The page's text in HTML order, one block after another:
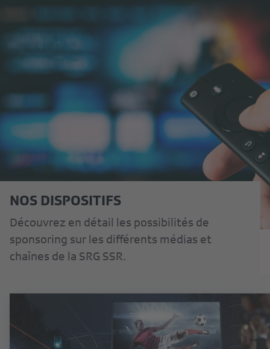
NOS DISPOSITIFS
Découvrez en détail les possibilités de
sponsoring sur les différents médias et
chaînes de la SRG SSR.